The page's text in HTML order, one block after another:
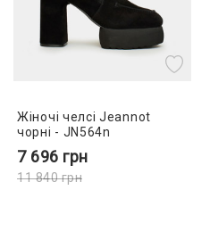
Жіночі челсі Jeannot
чорні - JN564n
7 696 грн
11 840грн